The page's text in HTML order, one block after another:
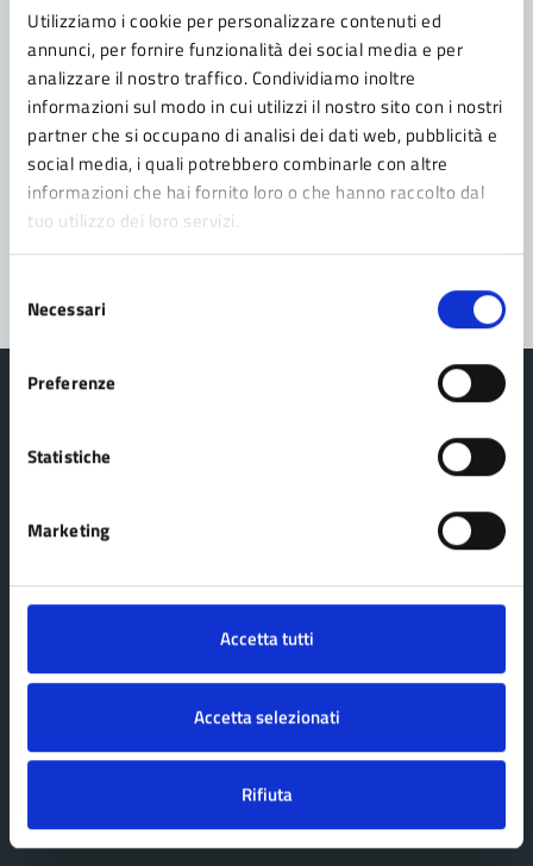
Utilizziamo i cookie per personalizzare contenuti ed
annunci, per fornire funzionalità dei social media e per
analizzare il nostro traffico. Condividiamo inoltre
informazioni sul modo in cui utilizzi il nostro sito con i nostri
partner che si occupano di analisi dei dati web, pubblicità e
social media, i quali potrebbero combinarle con altre
informazioni che hai fornito loro o che hanno raccolto dal
tuo utilizzo dei loro servizi.
del
consenso
Necessari
Preferenze
Statistiche
Marketing
Accetta tutti
Accetta selezionati
Rifiuta
Leggi le domande frequenti
Richiedi assistenza
Prenota appuntamento
Problemi in città
Segnala disservizio
Organi di governo
Uffici
Politici
Documenti e dati